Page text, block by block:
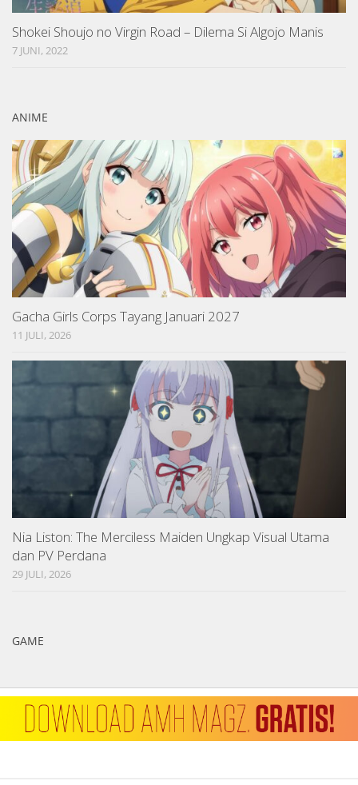
Shokei Shoujo no Virgin Road – Dilema Si Algojo Manis
7 JUNI, 2022
ANIME
Gacha Girls Corps Tayang Januari 2027
11 JULI, 2026
Nia Liston: The Merciless Maiden Ungkap Visual Utama
dan PV Perdana
29 JULI, 2026
GAME